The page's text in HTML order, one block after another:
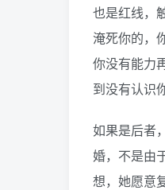
也是红线，
淹死你的，
你没有能力
到没有认识
如果是后者
婚，不是由
想，她愿意